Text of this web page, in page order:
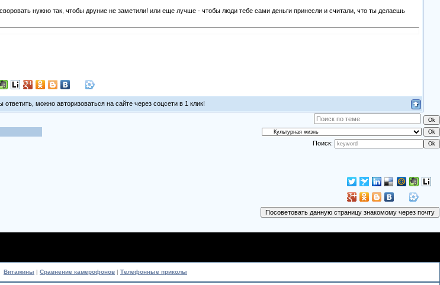
нужно так, чтобы друние не заметили! или еще лучше - чтобы люди тебе сами деньги принесли и считали, что ты делаешь
ответить, можно авторизоваться на сайте через соцсети в 1 клик!
Поиск:
Витамины | Сравнение камерофонов | Телефонные приколы